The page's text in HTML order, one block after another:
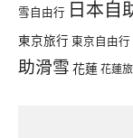
雪自由行 日本自
東京旅行 東京自由行
助滑雪 花蓮花蓮